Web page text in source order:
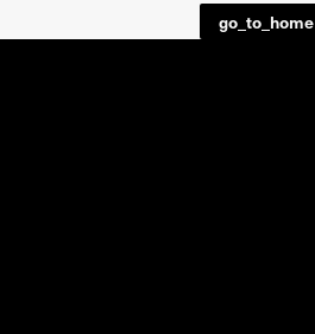
Progetti
go_to_home